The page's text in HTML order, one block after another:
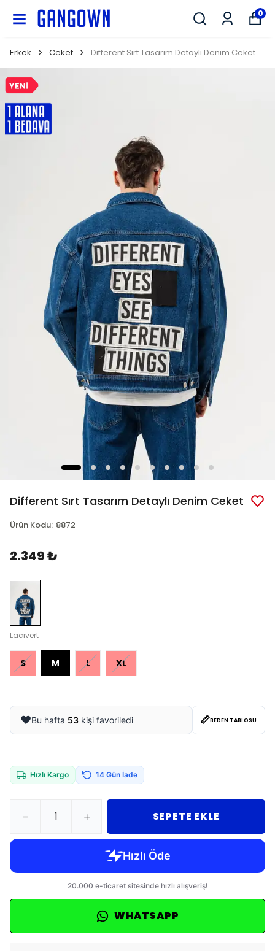
0
Erkek Ceket Different Sırt Tasarım Detaylı Denim Ceket
Different Sırt Tasarım Detaylı Denim Ceket
Ürün Kodu: 8872
2.349 ₺
Lacivert
S M L XL
❤️Bu hafta 53 kişi favoriledi 📏BEDEN TABLOSU
Hızlı Kargo 14 Gün İade
SEPETE EKLE
WHATSAPP